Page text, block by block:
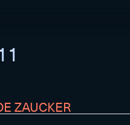
ZAUCKER